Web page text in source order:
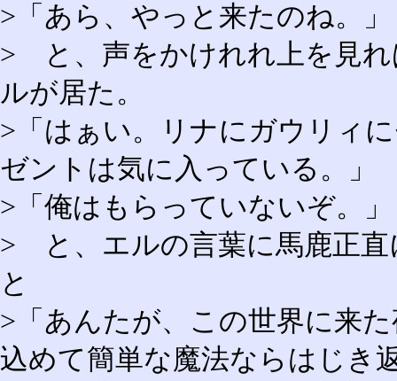
>「あら、やっと来たのね。」
> と、声をかけれれ上を見れ
ルが居た。
>「はぁい。リナにガウリィ
ゼントは気に入っている。」
>「俺はもらっていないぞ。」
> と、エルの言葉に馬鹿正直
と
>「あんたが、この世界に来
込めて簡単な魔法ならはじ